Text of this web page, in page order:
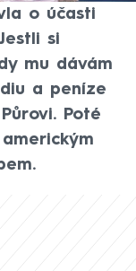
o účasti
si
mu dávám
a peníze
Poté